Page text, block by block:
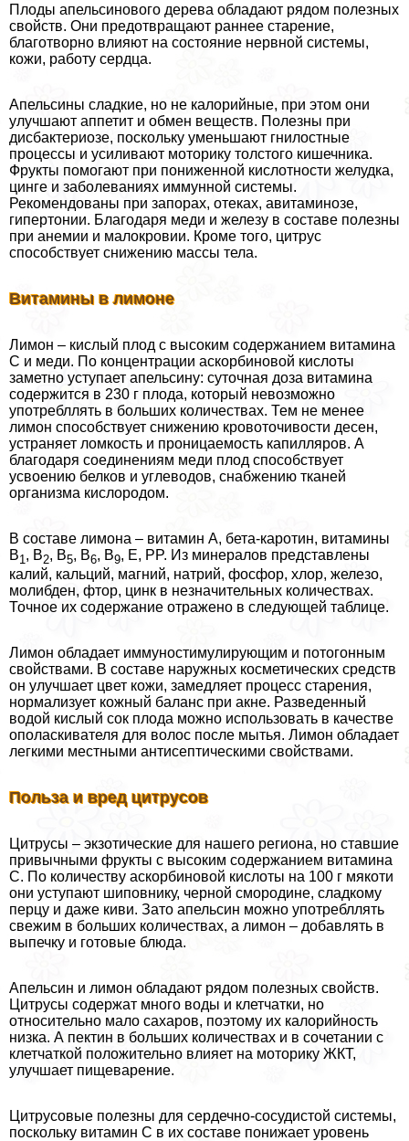
Плоды апельсинового дерева обладают рядом полезных
свойств. Они предотвращают раннее старение,
благотворно влияют на состояние нервной системы,
кожи, работу сердца.
Апельсины сладкие, но не калорийные, при этом они
улучшают аппетит и обмен веществ. Полезны при
дисбактериозе, поскольку уменьшают гнилостные
процессы и усиливают моторику толстого кишечника.
Фрукты помогают при пониженной кислотности желудка,
цинге и заболеваниях иммунной системы.
Рекомендованы при запорах, отеках, авитаминозе,
гипертонии. Благодаря меди и железу в составе полезны
при анемии и малокровии. Кроме того, цитрус
способствует снижению массы тела.
Витамины в лимоне
Лимон – кислый плод с высоким содержанием витамина
С и меди. По концентрации аскорбиновой кислоты
заметно уступает апельсину: суточная доза витамина
содержится в 230 г плода, который невозможно
употрeбллять в больших количествах. Тем не менее
лимон способствует снижению кровоточивости десен,
устраняет ломкость и проницаемость капилляров. А
благодаря соединениям меди плод способствует
усвоению белков и углеводов, снабжению тканей
организма кислородом.
В составе лимона – витамин А, бета-каротин, витамины
В1 , В2, В5, В6, В9, Е, PP. Из минералов представлены
калий, кальций, магний, натрий, фосфор, хлор, железо,
молибден, фтор, цинк в незначительных количествах.
Точное их содержание отражено в следующей таблице.
Лимон обладает иммуностимулирующим и потогонным
свойствами. В составе наружных косметических средств
он улучшает цвет кожи, замедляет процесс старения,
нормализует кожный баланс при акне. Разведенный
водой кислый сок плода можно использовать в качестве
ополаскивателя для волос после мытья. Лимон обладает
легкими местными антисептическими свойствами.
Польза и вред цитрусов
Цитрусы – экзотические для нашего региона, но ставшие
привычными фрукты с высоким содержанием витамина
С. По количеству аскорбиновой кислоты на 100 г мякоти
они уступают шиповнику, черной смородине, сладкому
перцу и даже киви. Зато апельсин можно употрeбллять
свежим в больших количествах, а лимон – добавлять в
выпечку и готовые блюда.
Апельсин и лимон обладают рядом полезных свойств.
Цитрусы содержат много воды и клетчатки, но
относительно мало сахаров, поэтому их калорийность
низка. А пектин в больших количествах и в сочетании с
клетчаткой положительно влияет на моторику ЖКТ,
улучшает пищеварение.
Цитрусовые полезны для сердечно-сосудистой системы,
поскольку витамин С в их составе понижает уровень